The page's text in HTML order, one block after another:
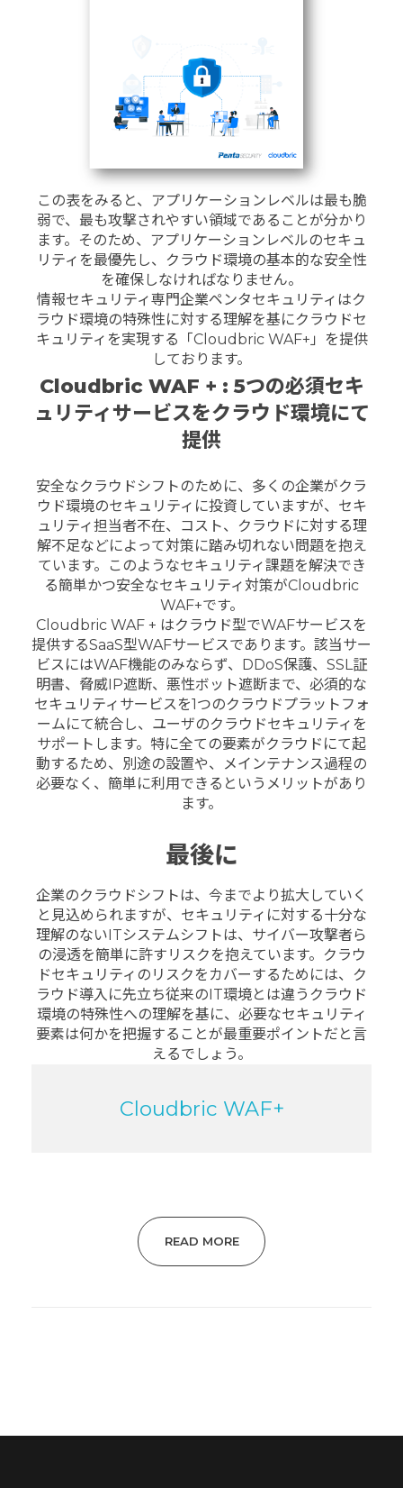
この表をみると、アプリケーションレベルは最も脆
弱で、最も攻撃されやすい領域であることが分かり
ます。そのため、アプリケーションレベルのセキュ
リティを最優先し、クラウド環境の基本的な安全性
を確保しなければなりません。
情報セキュリティ専門企業ペンタセキュリティはク
ラウド環境の特殊性に対する理解を基にクラウドセ
キュリティを実現する「Cloudbric WAF+」を提供
しております。
Cloudbric WAF + : 5つの必須セキ
ュリティサービスをクラウド環境にて
提供
安全なクラウドシフトのために、多くの企業がクラ
ウド環境のセキュリティに投資していますが、セキ
ュリティ担当者不在、コスト、クラウドに対する理
解不足などによって対策に踏み切れない問題を抱え
ています。このようなセキュリティ課題を解決でき
る簡単かつ安全なセキュリティ対策がCloudbric
WAF+です。
Cloudbric WAF + はクラウド型でWAFサービスを
提供するSaaS型WAFサービスであります。該当サー
ビスにはWAF機能のみならず、DDoS保護、SSL証
明書、脅威IP遮断、悪性ボット遮断まで、必須的な
セキュリティサービスを1つのクラウドプラットフォ
ームにて統合し、ユーザのクラウドセキュリティを
サポートします。特に全ての要素がクラウドにて起
動するため、別途の設置や、メインテナンス過程の
必要なく、簡単に利用できるというメリットがあり
ます。
最後に
企業のクラウドシフトは、今までより拡大していく
と見込められますが、セキュリティに対する十分な
理解のないITシステムシフトは、サイバー攻撃者ら
の浸透を簡単に許すリスクを抱えています。クラウ
ドセキュリティのリスクをカバーするためには、ク
ラウド導入に先立ち従来のIT環境とは違うクラウド
環境の特殊性への理解を基に、必要なセキュリティ
要素は何かを把握することが最重要ポイントだと言
えるでしょう。
Cloudbric WAF+
READ MORE